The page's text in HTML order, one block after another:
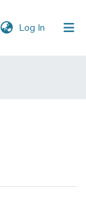
Log In (current)